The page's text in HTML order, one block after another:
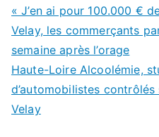
« J’en ai pour 100.000 €
Velay, les commerçants
semaine après l’orage
Haute-Loire Alcoolémie,
d’automobilistes
Velay